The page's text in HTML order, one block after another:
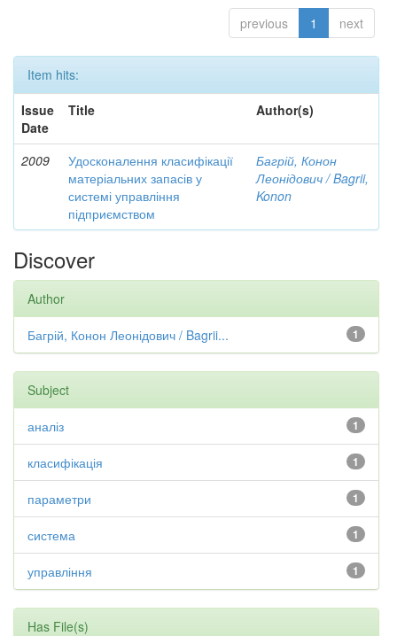
previous 1 next
Item hits:
Issue
Date
Title Author(s)
2009
Удосконалення класифікації
матеріальних запасів у
системі управління
підприємством
Багрій, Конон
Леонідович / Bagrii,
Konon
Discover
Author
1
Багрій, Конон Леонідович / Bagrii...
Subject
1
аналіз
1
класифікація
1
параметри
1
система
1
управління
Has File(s)